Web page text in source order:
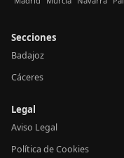
Secciones
Badajoz
Cáceres
Legal
Aviso Legal
Política de Cookies